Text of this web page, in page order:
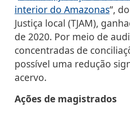
interior do Amazonas”,
Justiça local (TJAM),
de 2020. Por meio de
concentradas de
possível uma redução
acervo.
Ações de magistrados